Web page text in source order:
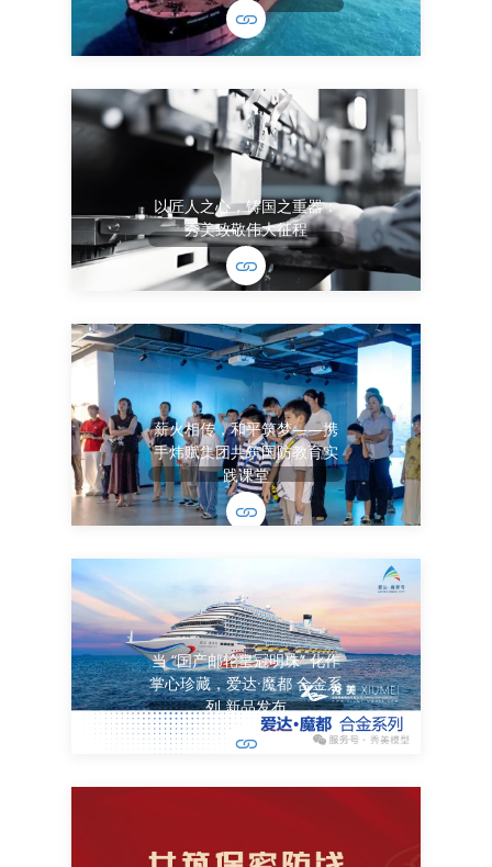
以匠人之心，铸国之重器：
秀美致敬伟大征程
薪火相传，和平筑梦——携
手炜赋集团共筑国防教育实
践课堂
当 “国产邮轮皇冠明珠” 化作
掌心珍藏，爱达·魔都 合金系
列 新品发布